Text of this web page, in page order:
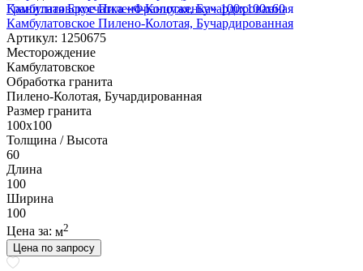
Гранитная Брусчатка «Француженка» 100х100x60
Камбулатовское Пилено-Колотая, Бучардированная
Артикул: 1250675
Месторождение
Камбулатовское
Обработка гранита
Пилено-Колотая, Бучардированная
Размер гранита
100х100
Толщина / Высота
60
Длина
100
Ширина
100
Цена за: м2
Цена по запросу